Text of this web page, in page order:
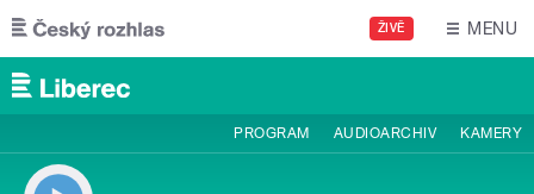
Přejít k hlavnímu obsahu
ŽIVĚ MENU
PROGRAM AUDIOARCHIV KAMERY